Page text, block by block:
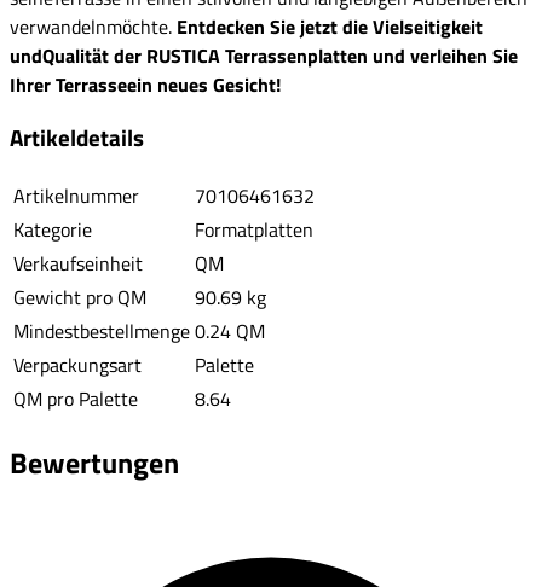
verwandelnmöchte. Entdecken Sie jetzt die Vielseitigkeit
undQualität der RUSTICA Terrassenplatten und verleihen Sie
Ihrer Terrasseein neues Gesicht!
Artikeldetails
Artikelnummer
70106461632
Kategorie
Formatplatten
Verkaufseinheit
QM
Gewicht pro QM
90.69 kg
Mindestbestellmenge0.24 QM
Verpackungsart
Palette
QM pro Palette
8.64
Bewertungen